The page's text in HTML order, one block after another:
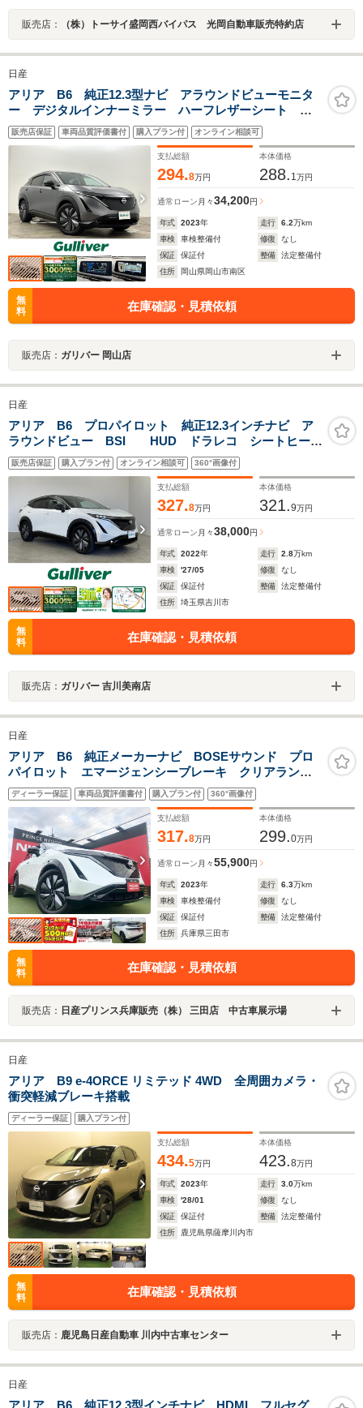
販売店： （株）トーサイ盛岡西バイパス 光岡自動車販売特約店
日産
アリア B6 純正12.3型ナビ アラウンドビューモニタ
ー デジタルインナーミラー ハーフレザーシート シ
ートヒーター パワーシート プロパイロット 自動駐
車 ドライブレコーダー ETC2.0 LEDヘッドライト
販売店保証 車両品質評価書付 購入プラン付 オンライン相談可
支払総額
294.8万円
本体価格
288. 1万円
通常ローン 月々34,200円
年式 2023年 走行 6.2万km
車検
車検整備付 修復
なし
保証
保証付 整備
法定整備付
住所
岡山県岡山市南区
無
料
在庫確認・見積依頼
販売店： ガリバー 岡山店
日産
アリア B6 プロパイロット 純正12.3インチナビ ア
ラウンドビュー BSI HUD ドラレコ シートヒータ
ー インテリジェントルームミラー ステアリングヒー
ター HDMI ワイヤレス充電 オートハイビーム
販売店保証 購入プラン付 オンライン相談可 360°画像付
支払総額
327.8万円
本体価格
321.9万円
通常ローン 月々38,000円
年式 2022年 走行 2.8万km
車検
'27/05 修復
なし
保証
保証付 整備
法定整備付
住所
埼玉県吉川市
無
料
在庫確認・見積依頼
販売店： ガリバー 吉川美南店
日産
アリア B6 純正メーカーナビ BOSEサウンド プロ
パイロット エマージェンシーブレーキ クリアランス
ソナー 純正前後ドライブレコーダー
ディーラー保証 車両品質評価書付 購入プラン付 360°画像付
支払総額
317.8万円
本体価格
299.0万円
通常ローン 月々55,900円
年式 2023年 走行 6.3万km
車検
車検整備付 修復
なし
保証
保証付 整備
法定整備付
住所
兵庫県三田市
無
料
在庫確認・見積依頼
販売店： 日産プリンス兵庫販売（株） 三田店 中古車展示場
日産
アリア B9 e-4ORCE リミテッド 4WD 全周囲カメラ・
衝突軽減ブレーキ搭載
ディーラー保証 購入プラン付
支払総額
434.5万円
本体価格
423.8万円
年式 2023年 走行 3.0万km
車検
'28/01 修復
なし
保証
保証付 整備
法定整備付
住所
鹿児島県薩摩川内市
無
料
在庫確認・見積依頼
販売店： 鹿児島日産自動車 川内中古車センター
日産
アリア B6 純正12.3型インチナビ HDMI フルセグ